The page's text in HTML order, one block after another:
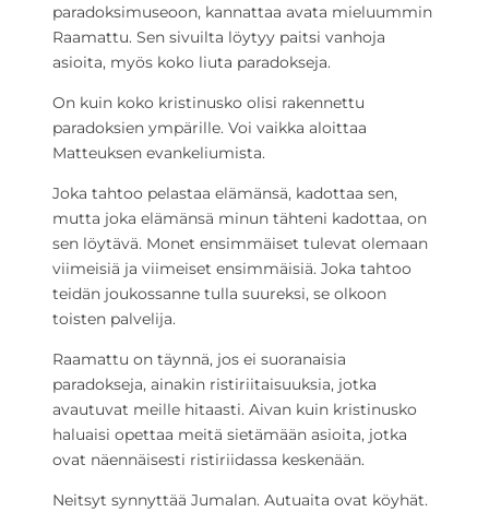
paradoksimuseoon, kannattaa avata mieluummin
Raamattu. Sen sivuilta löytyy paitsi vanhoja
asioita, myös koko liuta paradokseja.
On kuin koko kristinusko olisi rakennettu
paradoksien ympärille. Voi vaikka aloittaa
Matteuksen evankeliumista.
Joka tahtoo pelastaa elämänsä, kadottaa sen,
mutta joka elämänsä minun tähteni kadottaa, on
sen löytävä. Monet ensimmäiset tulevat olemaan
viimeisiä ja viimeiset ensimmäisiä. Joka tahtoo
teidän joukossanne tulla suureksi, se olkoon
toisten palvelija.
Raamattu on täynnä, jos ei suoranaisia
paradokseja, ainakin ristiriitaisuuksia, jotka
avautuvat meille hitaasti. Aivan kuin kristinusko
haluaisi opettaa meitä sietämään asioita, jotka
ovat näennäisesti ristiriidassa keskenään.
Neitsyt synnyttää Jumalan. Autuaita ovat köyhät.